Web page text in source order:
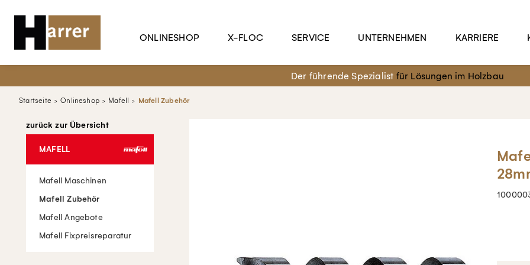
ONLINESHOP X-FLOC SERVICE UNTERNEHMEN KARRIERE
Der führende Spezialist für Lösungen im Holzbau
Startseite Onlineshop Mafell Mafell Zubehör
zurück zur Übersicht
MAFELL
Mafell Maschinen
Mafell Zubehör
Mafell Angebote
Mafell Fixpreisreparatur